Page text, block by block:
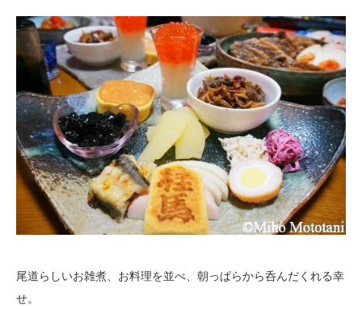
尾道らしいお雑煮、お料理を並べ、朝っぱらから呑んだくれる幸
せ。